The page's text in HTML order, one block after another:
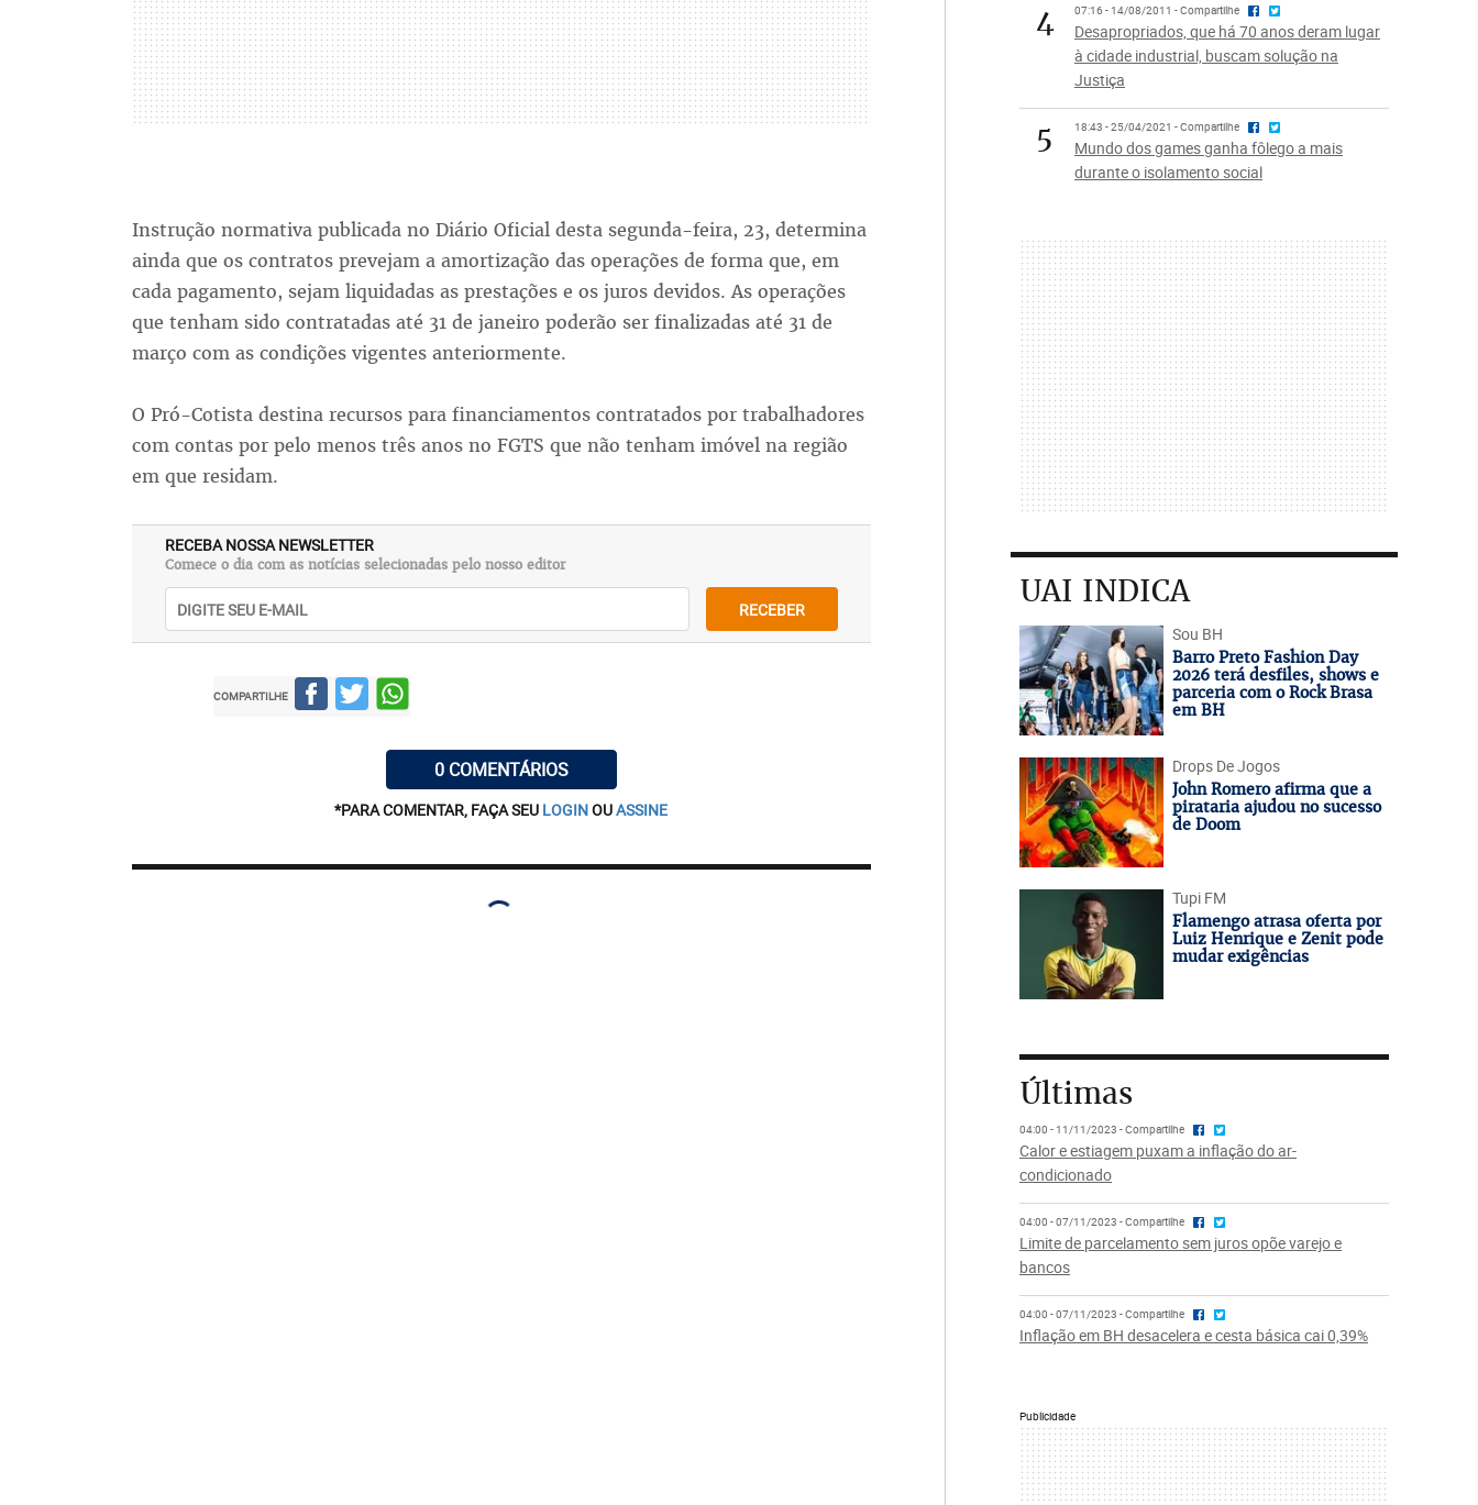
Instrução normativa publicada no Diário Oficial desta segunda-feira, 23, determina
ainda que os contratos prevejam a amortização das operações de forma que, em
cada pagamento, sejam liquidadas as prestações e os juros devidos. As operações
que tenham sido contratadas até 31 de janeiro poderão ser finalizadas até 31 de
março com as condições vigentes anteriormente.
O Pró-Cotista destina recursos para financiamentos contratados por trabalhadores
com contas por pelo menos três anos no FGTS que não tenham imóvel na região
em que residam.
RECEBA NOSSA NEWSLETTER
Comece o dia com as notícias selecionadas pelo nosso editor
RECEBER
COMPARTILHE
0 COMENTÁRIOS
*PARA COMENTAR, FAÇA SEU LOGINOUASSINE
4 07:16 - 14/08/2011 - Compartilhe
Desapropriados, que há 70 anos deram lugar
à cidade industrial, buscam solução na
Justiça
5 18:43 - 25/04/2021 - Compartilhe
Mundo dos games ganha fôlego a mais
durante o isolamento social
UAI INDICA
Sou BH
Barro Preto Fashion Day
2026 terá desfiles, shows e
parceria com o Rock Brasa
em BH
Drops De Jogos
John Romero afirma que a
pirataria ajudou no sucesso
de Doom
Tupi FM
Flamengo atrasa oferta por
Luiz Henrique e Zenit pode
mudar exigências
Últimas
04:00 - 11/11/2023 - Compartilhe
Calor e estiagem puxam a inflação do ar-
condicionado
04:00 - 07/11/2023 - Compartilhe
Limite de parcelamento sem juros opõe varejo e
bancos
04:00 - 07/11/2023 - Compartilhe
Inflação em BH desacelera e cesta básica cai 0,39%
Publicidade